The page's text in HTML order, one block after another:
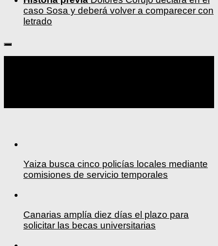
caso Sosa y deberá volver a comparecer con
letrado
Yaiza busca cinco policías locales mediante
comisiones de servicio temporales
Canarias amplía diez días el plazo para
solicitar las becas universitarias